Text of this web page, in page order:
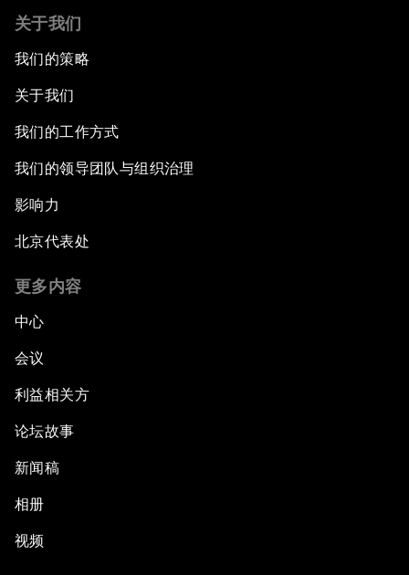
关于我们
我们的策略
关于我们
我们的工作方式
我们的领导团队与组织治理
影响力
北京代表处
更多内容
中心
会议
利益相关方
论坛故事
新闻稿
相册
视频